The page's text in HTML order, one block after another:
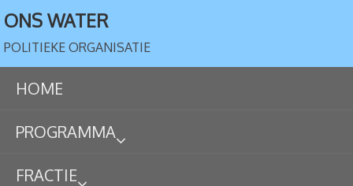
ONS WATER
POLITIEKE ORGANISATIE
HOME
PROGRAMMA
FRACTIE